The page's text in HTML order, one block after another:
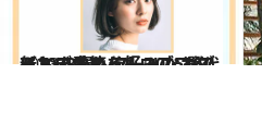
2023.4.5
【2023春ヘア】30・40代におすすめ クールなボブ＆ミディアム＆ロブ5選 新しい季節を好みのスタイルで歩もう
ビューティ＆ヘルス